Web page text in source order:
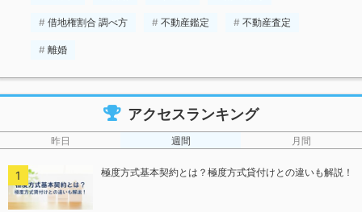
借地権割合 調べ方 不動産鑑定 不動産査定
離婚
アクセスランキング
昨日 週間 月間
極度方式基本契約とは？極度方式貸付けとの違いも解説！